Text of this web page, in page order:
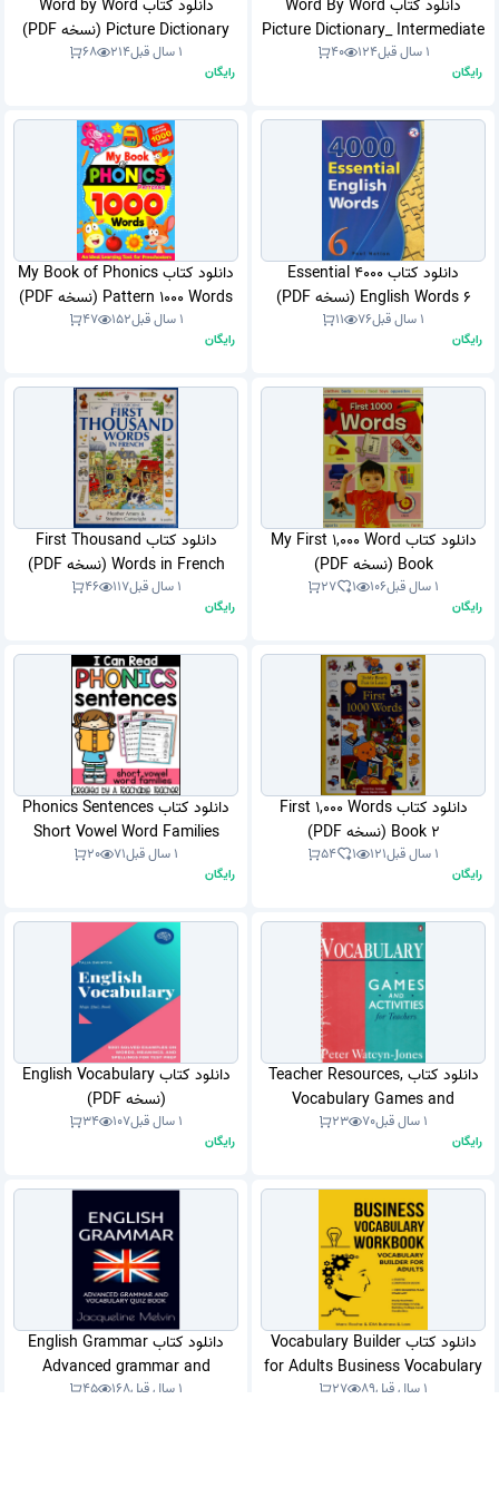
دانلود کتاب Word By Word
Picture Dictionary_ Intermediate
Vocabulary Workbook (نسخه
1 سال قبل 124
40
رایگان
دانلود کتاب Word by Word
Picture Dictionary (نسخه PDF)
1 سال قبل 214
68
رایگان
دانلود کتاب 4000 Essential
English Words 6 (نسخه PDF)
1 سال قبل 76
11
رایگان
دانلود کتاب My Book of Phonics
Pattern 1000 Words (نسخه PDF)
1 سال قبل 152
47
رایگان
دانلود کتاب My First 1,000 Word
Book (نسخه PDF)
1 سال قبل 106
1
27
رایگان
دانلود کتاب First Thousand
Words in French (نسخه PDF)
1 سال قبل 117
46
رایگان
دانلود کتاب First 1,000 Words
Book 2 (نسخه PDF)
1 سال قبل 121
1
54
رایگان
دانلود کتاب Phonics Sentences
Short Vowel Word Families
(نسخه PDF) 1 سال قبل 71
20
رایگان
دانلود کتاب Teacher Resources,
Vocabulary Games and
1 سال قبل 70
23
رایگان
دانلود کتاب English Vocabulary
(نسخه PDF)
1 سال قبل 107
34
رایگان
دانلود کتاب Vocabulary Builder
for Adults Business Vocabulary
Workbook + Digital Companion
1 سال قبل 89
27
دانلود کتاب English Grammar
Advanced grammar and
vocabulary quiz book (نسخه
1 سال قبل 168
45